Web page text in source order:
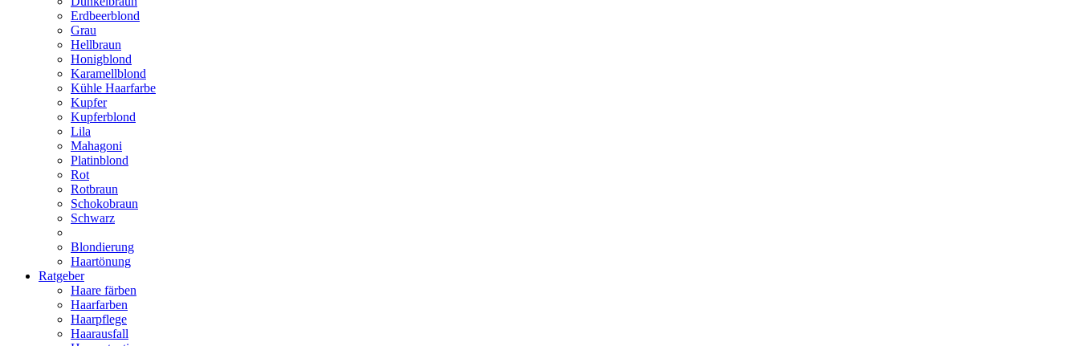
Erdbeerblond
Grau
Hellbraun
Honigblond
Karamellblond
Kühle Haarfarbe
Kupfer
Kupferblond
Lila
Mahagoni
Platinblond
Rot
Rotbraun
Schokobraun
Schwarz
Blondierung
Haartönung
Ratgeber
Haare färben
Haarfarben
Haarpflege
Haarausfall